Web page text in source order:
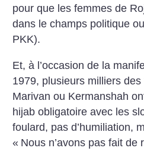
pour que les femmes de
dans le champs politique
PKK).
Et, à l’occasion de la
1979, plusieurs milliers
Marivan ou Kermanshah
hijab obligatoire avec les
foulard, pas d’humiliation,
« Nous n’avons pas fait de